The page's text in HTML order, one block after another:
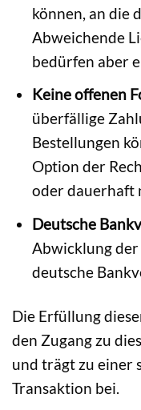
können, an die
Abweichende
bedürfen aber
Keine offenen
überfällige
Bestellungen
Option der
oder dauerhaft
Deutsche
Abwicklung der
deutsche
Die Erfüllung
den Zugang zu
und trägt zu einer
Transaktion bei.